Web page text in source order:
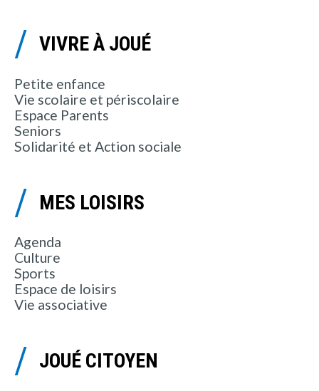
VIVRE À JOUÉ
Petite enfance
Vie scolaire et périscolaire
Espace Parents
Seniors
Solidarité et Action sociale
MES LOISIRS
Agenda
Culture
Sports
Espace de loisirs
Vie associative
JOUÉ CITOYEN